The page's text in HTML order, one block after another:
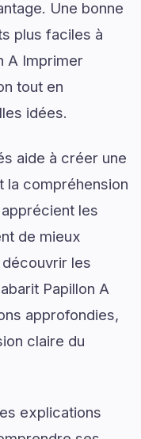
Une bonne
plus faciles à
A Imprimer
tout en
idées.
aide à créer une
la compréhension
les
de mieux
les
Papillon A
approfondies,
claire du
explications